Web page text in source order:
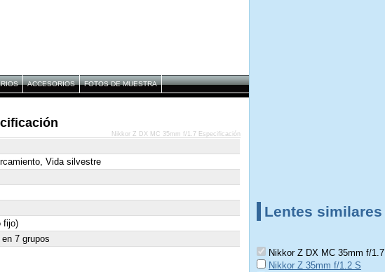
ACCESORIOS FOTOS DE MUESTRA
Vida silvestre
fijo)
7 grupos
Nikkor Z DX MC 35mm f/1.7 Especificación
Lentes similares
Nikkor Z DX MC 35mm f/1.7
Nikkor Z 35mm f/1.2 S